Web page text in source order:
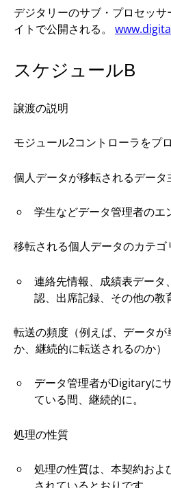
デジタリーのサブ・プロセッ
イトで公開される。
スケジュールB
譲渡の説明
モジュール2コントローラをプ
個人データが移転されるデータ
学生などデータ管理者のエ
移転される個人データのカテゴ
連絡先情報、成績表データ
認、出席記録、その他の教
転送の頻度（例えば、データ
か、継続的に転送されるのか）
データ管理者がDigitaryに
ている間、継続的に。
処理の性質
処理の性質は、本契約およ